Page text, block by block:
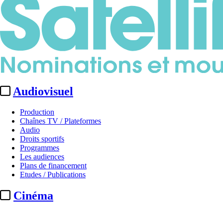
Audiovisuel
Production
Chaînes TV / Plateformes
Audio
Droits sportifs
Programmes
Les audiences
Plans de financement
Etudes / Publications
Cinéma